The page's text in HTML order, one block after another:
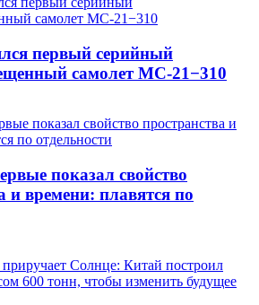
первый серийный
самолет МС-21−310
показал свойство
и времени: плавятся по